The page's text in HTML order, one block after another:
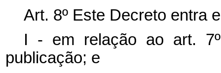
Art. 8º Este Decreto entra
I - em relação ao art.
publicação; e